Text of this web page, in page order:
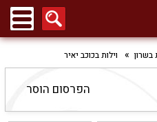
בשרון וילות בכוכב יאיר
הפרסום הוסר